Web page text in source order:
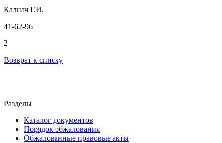
Калнач Г.И.
41-62-96
2
Возврат к списку
Разделы
Каталог документов
Порядок обжалования
Обжалованные правовые акты